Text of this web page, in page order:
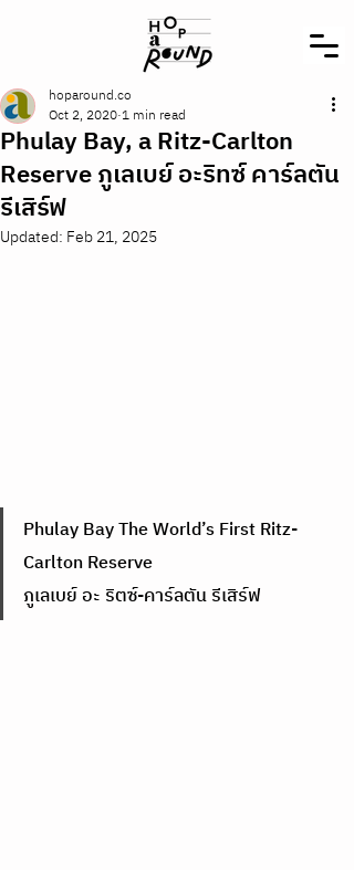
Phulay Bay, a Ritz-Carlton
Reserve ภูเลเบย์ อะริทซ์ คาร์ลตัน
รีเสิร์ฟ
hoparound.co
Oct 2, 2020 1 min read
Updated: Feb 21, 2025
Phulay Bay The World’s First Ritz-
Carlton Reserve
ภูเลเบย์ อะ ริตซ์-คาร์ลตัน รีเสิร์ฟ